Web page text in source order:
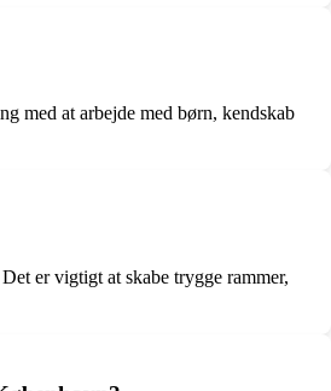
med at arbejde med børn, kendskab
er vigtigt at skabe trygge rammer,